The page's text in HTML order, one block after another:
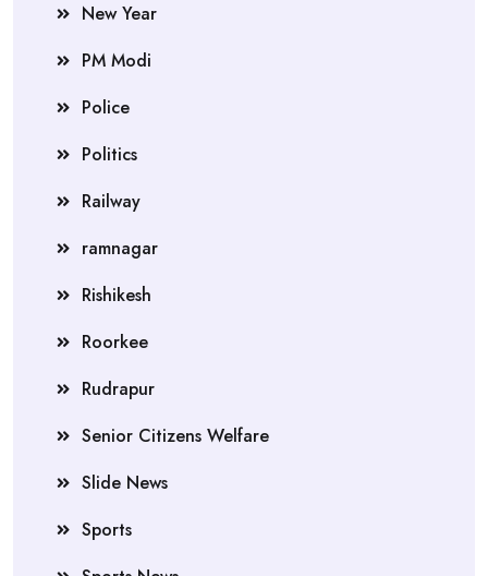
New Year
PM Modi
Police
Politics
Railway
ramnagar
Rishikesh
Roorkee
Rudrapur
Senior Citizens Welfare
Slide News
Sports